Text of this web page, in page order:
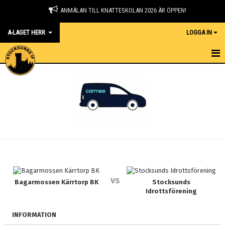
ANMÄLAN TILL KNATTESKOLAN 2026 ÄR ÖPPEN!
A-LAGET HERR LOGGA IN
HEM
BILDGALLERI
KONTAKT
Bagarmossen Kärrtorp BK vs
Stocksunds
Idrottsförening
INFORMATION